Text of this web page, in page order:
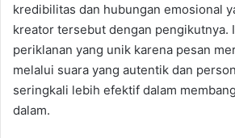
kredibilitas dan hubungan emosional
kreator tersebut dengan pengikutnya.
periklanan yang unik karena pesan
melalui suara yang autentik dan
seringkali lebih efektif dalam
dalam.